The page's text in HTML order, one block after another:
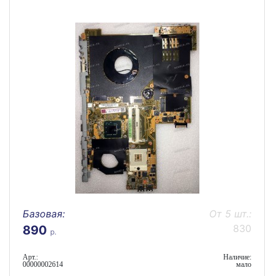
Базовая:
890 р.
От 5 шт.:
830
Арт.:
00000002614
Наличие:
мало